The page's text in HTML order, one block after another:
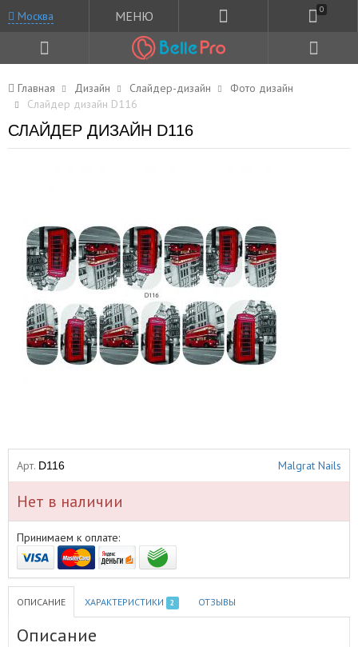
Москва МЕНЮ 0
Главная Дизайн Слайдер-дизайн
Фото дизайн
Слайдер дизайн D116
СЛАЙДЕР ДИЗАЙН D116
Арт. D116 Malgrat Nails
Нет в наличии
Принимаем к оплате:
ОПИСАНИЕ ХАРАКТЕРИСТИКИ 2 ОТЗЫВЫ
Описание